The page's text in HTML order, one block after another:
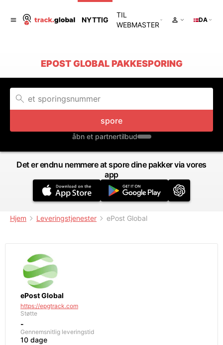
NYTTIG
TIL
WEBMASTER
DA
EPOST GLOBAL PAKKESPORING
spore
åbn et partnertilbud
Det er endnu nemmere at spore dine pakker via vores
app
Hjem Leveringstjenester ePost Global
ePost Global
https://epgtrack.com
Støtte
-
Gennemsnitlig leveringstid
10 dage